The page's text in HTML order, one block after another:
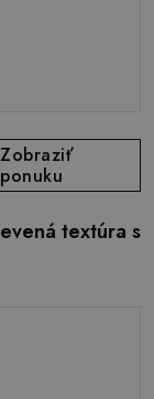
Zobraziť
ponuku
textúra s